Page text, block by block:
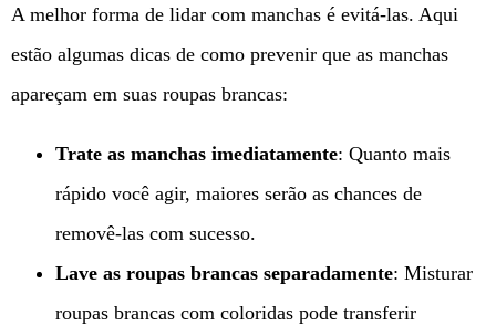
A melhor forma de lidar com manchas é evitá-las. Aqui
estão algumas dicas de como prevenir que as manchas
apareçam em suas roupas brancas:
Trate as manchas imediatamente: Quanto mais
rápido você agir, maiores serão as chances de
removê-las com sucesso.
Lave as roupas brancas separadamente: Misturar
roupas brancas com coloridas pode transferir